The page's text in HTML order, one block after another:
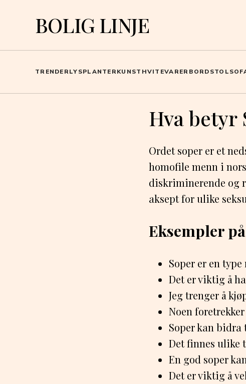
BOLIG LINJE
TRENDERLYSPLANTERKUNST HVITEVARERBORDSTOL
Hva betyr
Ordet soper er et
homofile menn i
diskriminerende og
aksept for ulike
Eksempler
Soper er en
Det er viktig å
Jeg trenger å
Noen
Soper kan bidra
Det finnes ulike
En god soper
Det er viktig å